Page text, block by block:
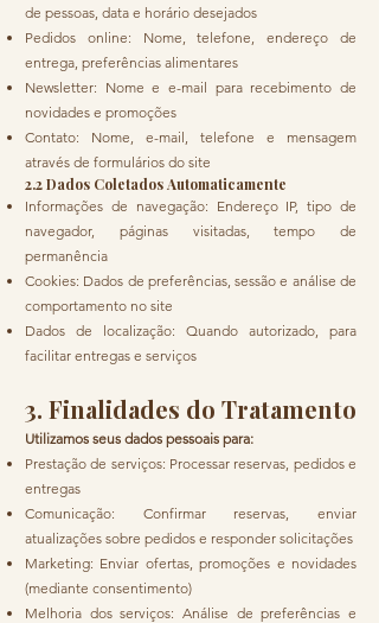
de pessoas, data e horário desejados
Pedidos online: Nome, telefone, endereço de
entrega, preferências alimentares
Newsletter: Nome e e-mail para recebimento de
novidades e promoções
Contato: Nome, e-mail, telefone e mensagem
através de formulários do site
2.2 Dados Coletados Automaticamente
Informações de navegação: Endereço IP, tipo de
navegador, páginas visitadas, tempo de
permanência
Cookies: Dados de preferências, sessão e análise de
comportamento no site
Dados de localização: Quando autorizado, para
facilitar entregas e serviços
3. Finalidades do Tratamento
Utilizamos seus dados pessoais para:
Prestação de serviços: Processar reservas, pedidos e
entregas
Comunicação: Confirmar reservas, enviar
atualizações sobre pedidos e responder solicitações
Marketing: Enviar ofertas, promoções e novidades
(mediante consentimento)
Melhoria dos serviços: Análise de preferências e